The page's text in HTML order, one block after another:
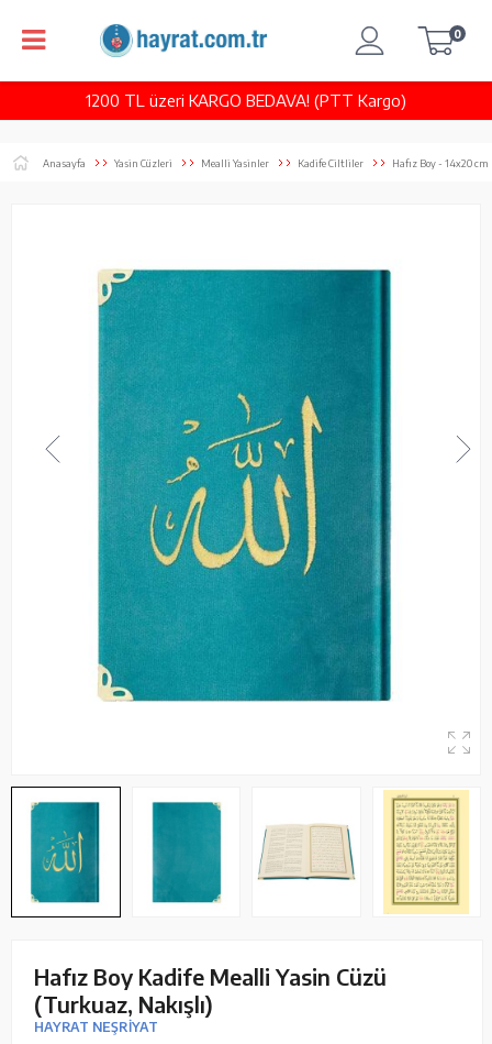
1200 TL üzeri KARGO BEDAVA! (PTT Kargo)
0
Anasayfa Yasin Cüzleri Mealli Yasinler Kadife Ciltliler Hafız Boy - 14x20 cm
Hafız Boy Kadife Mealli Yasin Cüzü
(Turkuaz, Nakışlı)
HAYRAT NEŞRİYAT